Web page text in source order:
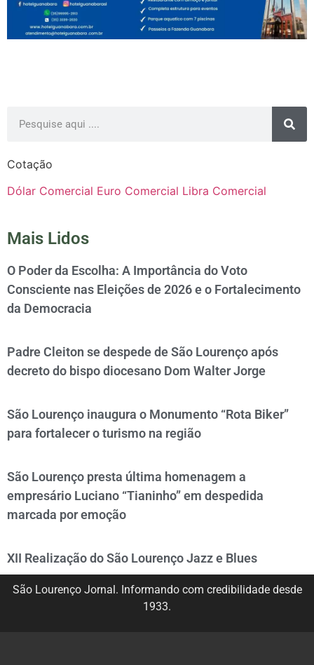
Cotação
Dólar Comercial Euro Comercial Libra Comercial
Mais Lidos
O Poder da Escolha: A Importância do Voto
Consciente nas Eleições de 2026 e o Fortalecimento
da Democracia
Padre Cleiton se despede de São Lourenço após
decreto do bispo diocesano Dom Walter Jorge
São Lourenço inaugura o Monumento “Rota Biker”
para fortalecer o turismo na região
São Lourenço presta última homenagem a
empresário Luciano “Tianinho” em despedida
marcada por emoção
XII Realização do São Lourenço Jazz e Blues
São Lourenço Jornal. Informando com credibilidade desde
1933.